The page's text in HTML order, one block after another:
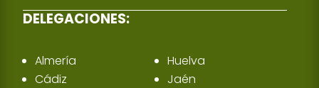
DELEGACIONES:
Almería
Cádiz
Huelva
Jaén